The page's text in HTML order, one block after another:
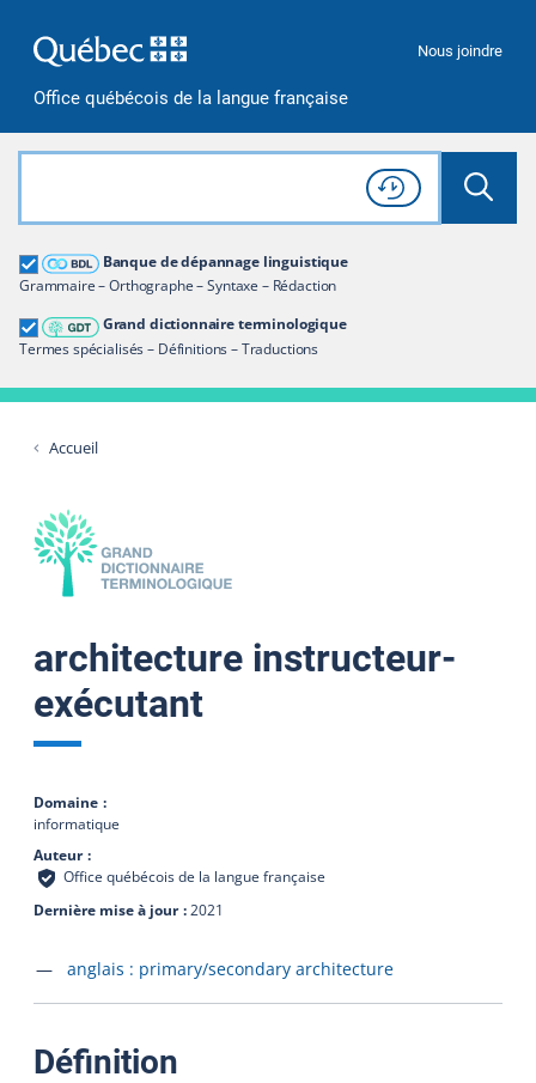
Office québécois de la langue française
Nous joindre
Rechercher dans tout le site
Lancer
Consulter l'
Historique
de recherche
Banque de dépannage linguistique
Grammaire – Orthographe – Syntaxe – Rédaction
Grand dictionnaire terminologique
Termes spécialisés – Définitions – Traductions
Grand dictionnaire terminologique
Restreindre aux termes
Accueil
architecture instructeur-
exécutant
Domaine
informatique
Auteur
Office québécois de la langue française
Dernière mise à jour 2021
Accéder à la fiche en
anglais : primary/secondary architecture
Définition